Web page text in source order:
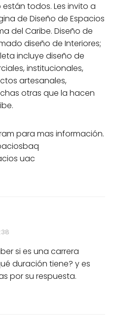
todos. Les invito a
de Diseño de Espacios
del Caribe. Diseño de
diseño de Interiores;
incluye diseño de
institucionales,
artesanales,
otras que la hacen
para mas información.
uac
si es una carrera
duración tiene? y es
por su respuesta.